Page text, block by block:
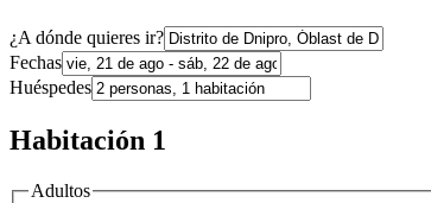
¿A dónde quieres ir?
Fechas
Huéspedes
Habitación 1
Adultos